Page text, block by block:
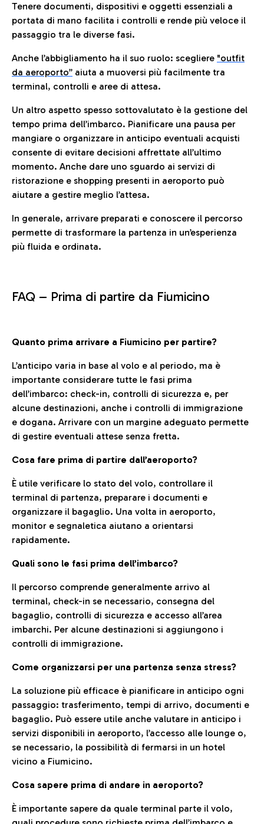
Tenere documenti, dispositivi e oggetti essenziali a
portata di mano facilita i controlli e rende più veloce il
passaggio tra le diverse fasi.
Anche l’abbigliamento ha il suo ruolo: scegliere "outfit
da aeroporto” aiuta a muoversi più facilmente tra
terminal, controlli e aree di attesa.
Un altro aspetto spesso sottovalutato è la gestione del
tempo prima dell’imbarco. Pianificare una pausa per
mangiare o organizzare in anticipo eventuali acquisti
consente di evitare decisioni affrettate all’ultimo
momento. Anche dare uno sguardo ai servizi di
ristorazione e shopping presenti in aeroporto può
aiutare a gestire meglio l’attesa.
In generale, arrivare preparati e conoscere il percorso
permette di trasformare la partenza in un’esperienza
più fluida e ordinata.
FAQ – Prima di partire da Fiumicino
Quanto prima arrivare a Fiumicino per partire?
L’anticipo varia in base al volo e al periodo, ma è
importante considerare tutte le fasi prima
dell’imbarco: check-in, controlli di sicurezza e, per
alcune destinazioni, anche i controlli di immigrazione
e dogana. Arrivare con un margine adeguato permette
di gestire eventuali attese senza fretta.
Cosa fare prima di partire dall’aeroporto?
È utile verificare lo stato del volo, controllare il
terminal di partenza, preparare i documenti e
organizzare il bagaglio. Una volta in aeroporto,
monitor e segnaletica aiutano a orientarsi
rapidamente.
Quali sono le fasi prima dell’imbarco?
Il percorso comprende generalmente arrivo al
terminal, check-in se necessario, consegna del
bagaglio, controlli di sicurezza e accesso all’area
imbarchi. Per alcune destinazioni si aggiungono i
controlli di immigrazione.
Come organizzarsi per una partenza senza stress?
La soluzione più efficace è pianificare in anticipo ogni
passaggio: trasferimento, tempi di arrivo, documenti e
bagaglio. Può essere utile anche valutare in anticipo i
servizi disponibili in aeroporto, l’accesso alle lounge o,
se necessario, la possibilità di fermarsi in un hotel
vicino a Fiumicino.
Cosa sapere prima di andare in aeroporto?
È importante sapere da quale terminal parte il volo,